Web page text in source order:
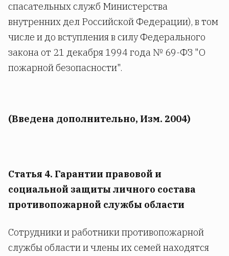
спасательных служб Министерства
внутренних дел Российской Федерации), в том
числе и до вступления в силу Федерального
закона от 21 декабря 1994 года № 69-ФЗ "О
пожарной безопасности".
(Введена дополнительно, Изм. 2004)
Статья 4. Гарантии правовой и
социальной защиты личного состава
противопожарной службы области
Сотрудники и работники противопожарной
службы области и члены их семей находятся